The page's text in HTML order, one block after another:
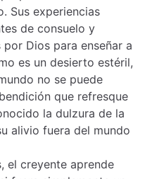
Sus experiencias
de consuelo y
Dios para enseñar a
es un desierto estéril,
no se puede
que refresque
la dulzura de la
alivio fuera del mundo
el creyente aprende